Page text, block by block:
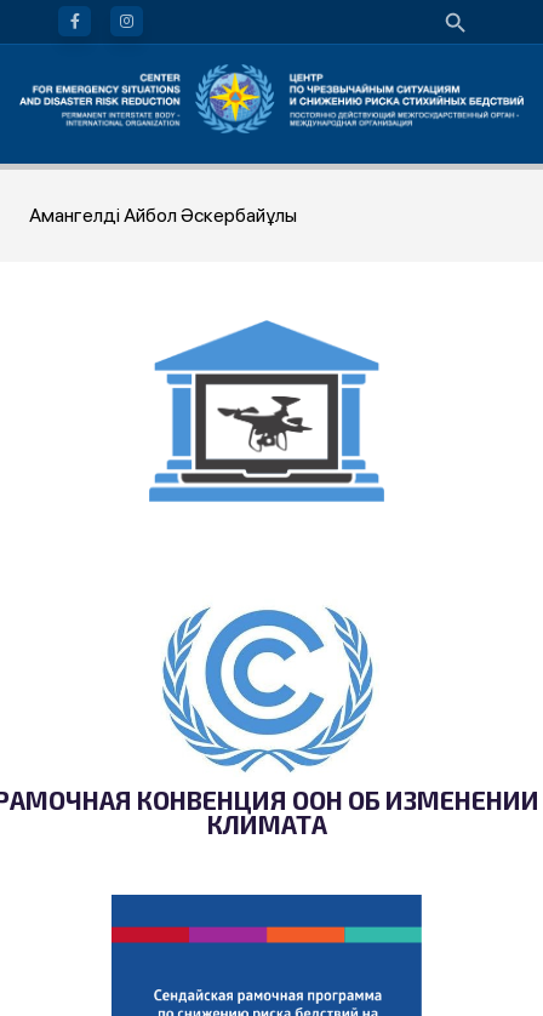
Амангелді Айбол Әскербайұлы
КОНВЕНЦИЯ ООН ОБ ИЗМЕНЕНИИ
КЛИМАТА